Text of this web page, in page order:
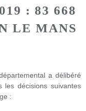
: 83 668
LE MANS
a délibéré
décisions suivantes
: